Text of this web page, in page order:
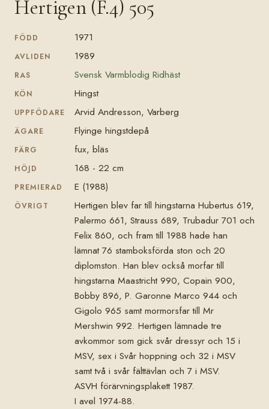
Hertigen (F.4) 505
FÖDD 1971
AVLIDEN 1989
RAS Svensk Varmblodig Ridhäst
KÖN Hingst
UPPFÖDARE Arvid Andresson, Varberg
ÄGARE Flyinge hingstdepå
FÄRG fux, bläs
HÖJD 168 - 22 cm
PREMIERAD E (1988)
ÖVRIGT
Hertigen blev far till hingstarna Hubertus 619,
Palermo 661, Strauss 689, Trubadur 701 och
Felix 860, och fram till 1988 hade han
lämnat 76 stamboksförda ston och 20
diplomston. Han blev också morfar till
hingstarna Maastricht 990, Copain 900,
Bobby 896, P. Garonne Marco 944 och
Gigolo 965 samt mormorsfar till Mr
Mershwin 992. Hertigen lämnade tre
avkommor som gick svår dressyr och 15 i
MSV, sex i Svår hoppning och 32 i MSV
samt två i svår fälttävlan och 7 i MSV.
ASVH förärvningsplakett 1987.
I avel 1974-88.